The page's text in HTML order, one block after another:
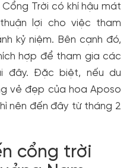
Trời có khí hậu mát
lợi cho việc tham
kỷ niệm. Bên cạnh đó,
hợp để tham gia các
đây. Đặc biệt, nếu du
vẻ đẹp của hoa Aposo
nên đến đây từ tháng 2
cổng trời